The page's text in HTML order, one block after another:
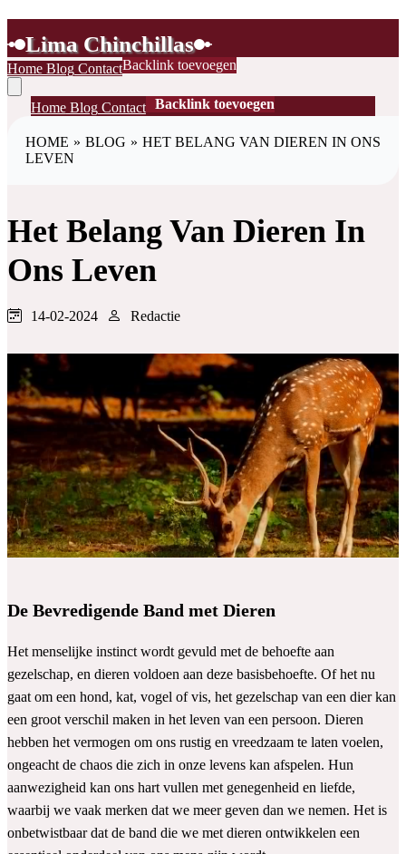
Lima Chinchillas
Home Blog ContactBacklink toevoegen
HomeBlogContact Backlink toevoegen
HOME » BLOG » HET BELANG VAN DIEREN IN ONS
LEVEN
Het Belang Van Dieren In
Ons Leven
14-02-2024 Redactie
De Bevredigende Band met Dieren
Het menselijke instinct wordt gevuld met de behoefte aan
gezelschap, en dieren voldoen aan deze basisbehoefte. Of het nu
gaat om een hond, kat, vogel of vis, het gezelschap van een dier kan
een groot verschil maken in het leven van een persoon. Dieren
hebben het vermogen om ons rustig en vreedzaam te laten voelen,
ongeacht de chaos die zich in onze levens kan afspelen. Hun
aanwezigheid kan ons hart vullen met genegenheid en liefde,
waarbij we vaak merken dat we meer geven dan we nemen. Het is
onbetwistbaar dat de band die we met dieren ontwikkelen een